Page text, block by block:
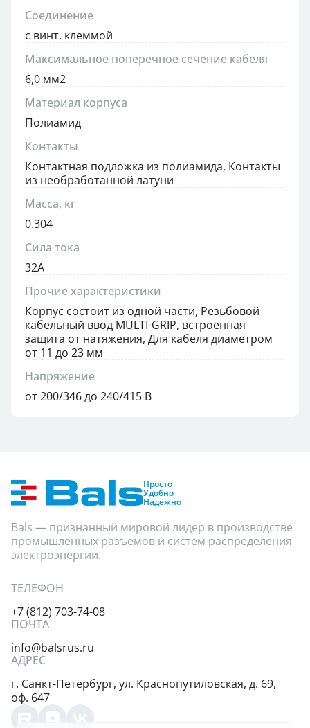
Соединение
с винт. клеммой
Максимальное поперечное сечение кабеля
6,0 мм2
Материал корпуса
Полиамид
Контакты
Контактная подложка из полиамида, Контакты
из необработанной латуни
Масса, кг
0.304
Сила тока
32А
Прочие характеристики
Корпус состоит из одной части, Резьбовой
кабельный ввод MULTI-GRIP, встроенная
защита от натяжения, Для кабеля диаметром
от 11 до 23 мм
Напряжение
от 200/346 до 240/415 В
Просто
Удобно
Надежно
Bals — признанный мировой лидер в производстве
промышленных разъемов и систем распределения
электроэнергии.
ТЕЛЕФОН
+7 (812) 703-74-08
ПОЧТА
info@balsrus.ru
АДРЕС
г. Санкт-Петербург, ул. Краснопутиловская, д. 69,
оф. 647